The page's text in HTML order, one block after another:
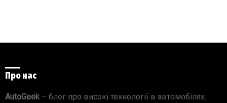
Про нас
AutoGeek– блог про високі технології в автомобілях.